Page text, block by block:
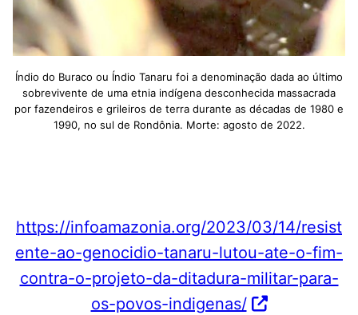
Índio do Buraco ou Índio Tanaru foi a denominação dada ao último
sobrevivente de uma etnia indígena desconhecida massacrada
por fazendeiros e grileiros de terra durante as décadas de 1980 e
1990, no sul de Rondônia. Morte: agosto de 2022.
https://infoamazonia.org/2023/03/14/resist
ente-ao-genocidio-tanaru-lutou-ate-o-fim-
contra-o-projeto-da-ditadura-militar-para-
os-povos-indigenas/